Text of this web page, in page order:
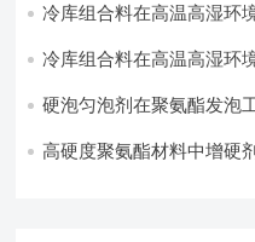
冷库组合料在高温高湿环
冷库组合料在高温高湿环
硬泡匀泡剂在聚氨酯发泡
高硬度聚氨酯材料中增硬